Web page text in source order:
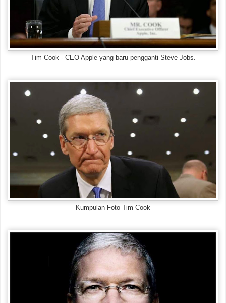
Tim Cook - CEO Apple yang baru pengganti Steve Jobs.
Kumpulan Foto Tim Cook